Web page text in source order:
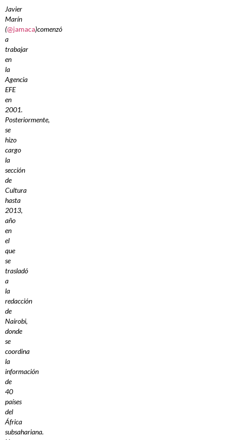
Javier
Marín
(@jamaca)comenzó
a
trabajar
en
la
Agencia
EFE
en
2001.
Posteriormente,
se
hizo
cargo
la
sección
de
Cultura
hasta
2013,
año
en
el
que
se
trasladó
a
la
redacción
de
Nairobi,
donde
se
coordina
la
información
de
40
países
del
África
subsahariana.